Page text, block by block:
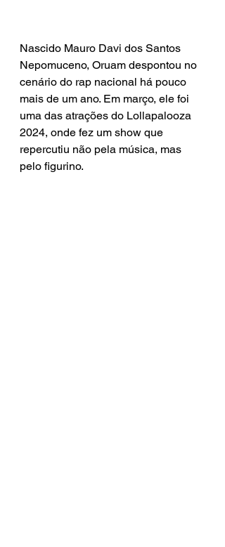
Nascido Mauro Davi dos Santos
Nepomuceno, Oruam despontou no
cenário do rap nacional há pouco
mais de um ano. Em março, ele foi
uma das atrações do Lollapalooza
2024, onde fez um show que
repercutiu não pela música, mas
pelo figurino.